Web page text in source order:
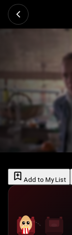
Add to My List